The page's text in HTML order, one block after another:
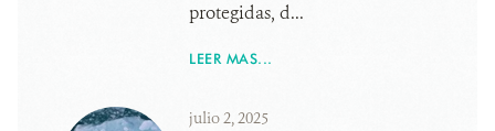
protegidas, d...
LEER MAS...
julio 2, 2025